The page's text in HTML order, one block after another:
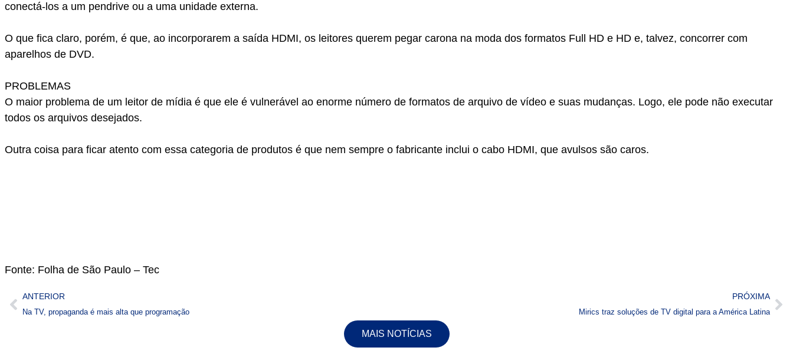
conectá-los a um pendrive ou a uma unidade externa.
O que fica claro, porém, é que, ao incorporarem a saída HDMI, os leitores querem pegar carona na moda dos formatos Full HD e HD e, talvez, concorrer com
aparelhos de DVD.
PROBLEMAS
O maior problema de um leitor de mídia é que ele é vulnerável ao enorme número de formatos de arquivo de vídeo e suas mudanças. Logo, ele pode não executar
todos os arquivos desejados.
Outra coisa para ficar atento com essa categoria de produtos é que nem sempre o fabricante inclui o cabo HDMI, que avulsos são caros.
Fonte: Folha de São Paulo – Tec
ANTERIOR
Na TV, propaganda é mais alta que programação
PRÓXIMA
Mirics traz soluções de TV digital para a América Latina
MAIS NOTÍCIAS